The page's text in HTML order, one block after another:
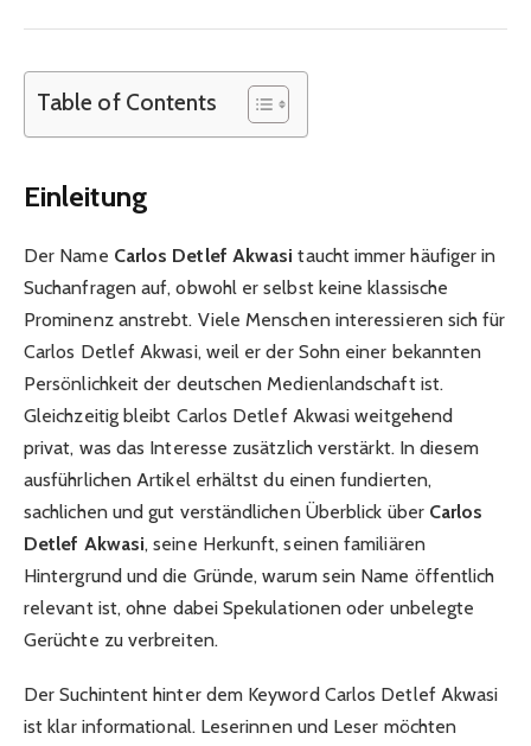
Table of Contents
Einleitung
Der Name Carlos Detlef Akwasi taucht immer häufiger in
Suchanfragen auf, obwohl er selbst keine klassische
Prominenz anstrebt. Viele Menschen interessieren sich für
Carlos Detlef Akwasi, weil er der Sohn einer bekannten
Persönlichkeit der deutschen Medienlandschaft ist.
Gleichzeitig bleibt Carlos Detlef Akwasi weitgehend
privat, was das Interesse zusätzlich verstärkt. In diesem
ausführlichen Artikel erhältst du einen fundierten,
sachlichen und gut verständlichen Überblick über Carlos
Detlef Akwasi, seine Herkunft, seinen familiären
Hintergrund und die Gründe, warum sein Name öffentlich
relevant ist, ohne dabei Spekulationen oder unbelegte
Gerüchte zu verbreiten.
Der Suchintent hinter dem Keyword Carlos Detlef Akwasi
ist klar informational. Leserinnen und Leser möchten